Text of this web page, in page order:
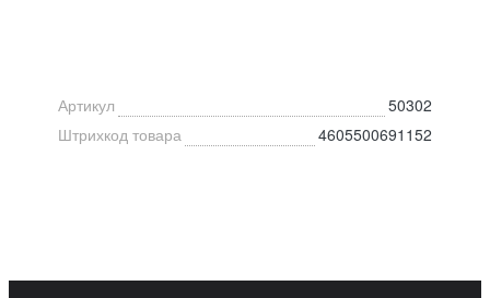
Артикул
50302
Штрихкод товара
4605500691152